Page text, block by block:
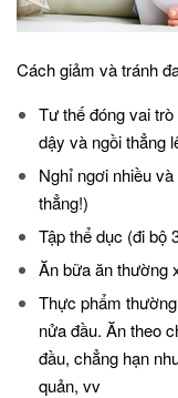
Cách giảm và tránh
Tư thế đóng vai
dậy và ngồi thẳng
Nghỉ ngơi nhiều
thẳng!)
Tập thể dục (đi bộ
Ăn bữa ăn thường
Thực phẩm
nửa đầu. Ăn theo
đầu, chẳng hạn
quản, vv